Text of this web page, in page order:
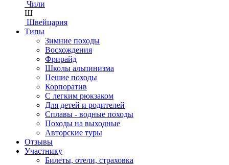
Чили
Ш
Швейцария
Типы
Зимние походы
Восхождения
Фрирайд
Школы альпинизма
Пешие походы
Корпоратив
С легким рюкзаком
Для детей и родителей
Сплавы - водные походы
Походы на выходные
Авторские туры
Отзывы
Участнику
Билеты, отели, страховка